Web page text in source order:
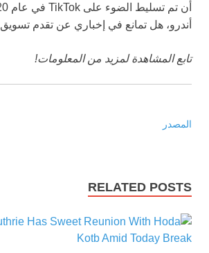
أندرو، هل تمانع في إخباري عن تقدم تسويق TikTok للفنانين.
تابع المشاهدة لمزيد من المعلومات!
المصدر
RELATED POSTS